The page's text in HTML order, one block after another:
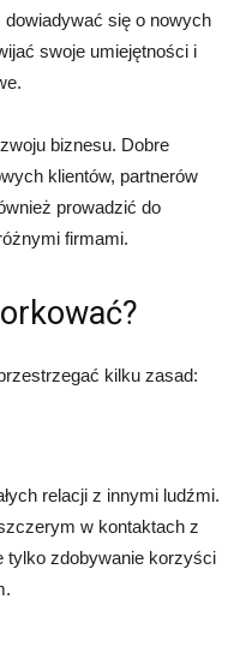
się o nowych
swoje umiejętności i
biznesu. Dobre
klientów, partnerów
prowadzić do
firmami.
kilku zasad:
relacji z innymi ludźmi.
w kontaktach z
tylko zdobywanie korzyści